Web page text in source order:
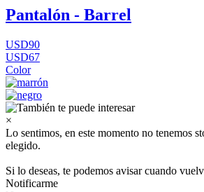
Pantalón - Barrel
USD90
USD67
Color
×
Lo sentimos, en este momento no tenemos
elegido.
Si lo deseas, te podemos avisar cuando
Notificarme